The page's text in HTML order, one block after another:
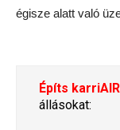
égisze alatt való
Építs
állásokat: